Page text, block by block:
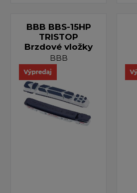
BBB BBS-15HP
TRISTOP
Brzdové vložky
BBB